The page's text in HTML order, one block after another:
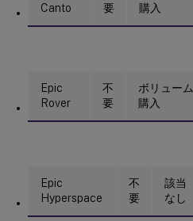
Canto
要
購入
Epic
Rover
不
要
ボリューム
購入
Epic
Hyperspace
不
要
該当
なし